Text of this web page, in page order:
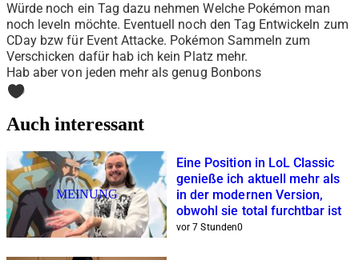
Würde noch ein Tag dazu nehmen Welche Pokémon man
noch leveln möchte. Eventuell noch den Tag Entwickeln zum
CDay bzw für Event Attacke. Pokémon Sammeln zum
Verschicken dafür hab ich kein Platz mehr.
Hab aber von jeden mehr als genug Bonbons
0
Auch interessant
MEINUNG
Eine Position in LoL Classic
genieße ich aktuell mehr als
in der modernen Version,
obwohl sie total furchtbar ist
vor 7 Stunden0